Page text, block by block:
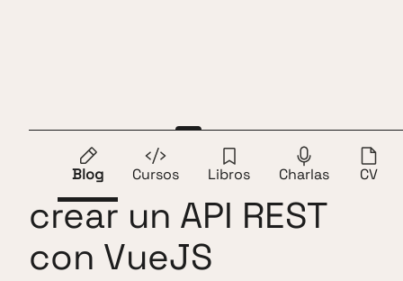
Saltar al contenido
Blog
Cursos Libros Charlas CV
Tutorial Flask para
crear un API REST
con VueJS